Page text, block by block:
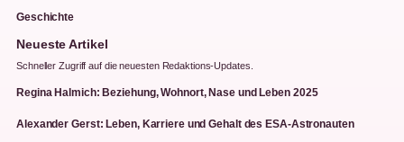
Geschichte
Neueste Artikel
Schneller Zugriff auf die neuesten Redaktions-Updates.
Regina Halmich: Beziehung, Wohnort, Nase und Leben 2025
Alexander Gerst: Leben, Karriere und Gehalt des ESA-Astronauten